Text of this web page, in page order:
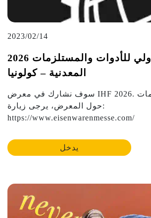
2023/02/14
2026 المعرض الدولي للأدوات والمستلزمات
المعدنية – كولونيا
سوف نشارك في معرض IHF 2026. لمزيد من المعلومات
حول المعرض، يرجى زيارة:
https://www.eisenwarenmesse.com/
يدخل